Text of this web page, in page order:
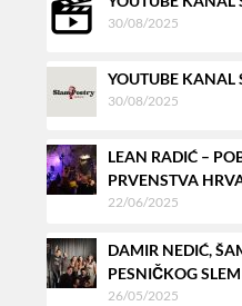
30/08/2025
YOUTUBE KANAL
30/08/2025
LEAN RADIĆ –
PRVENSTVA
22/06/2025
DAMIR NEDIĆ,
PESNIČKOG
26/05/2025